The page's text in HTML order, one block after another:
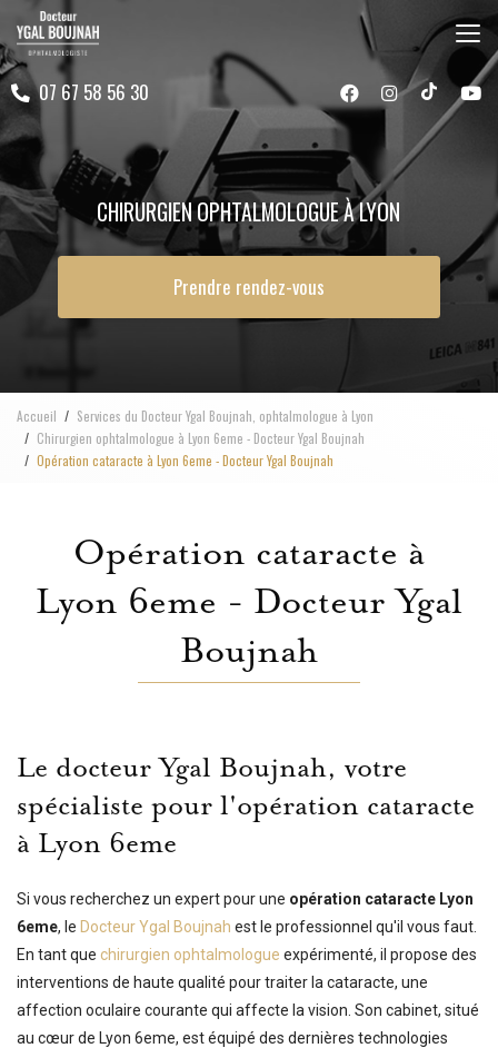
au
contenu
principal07 67 58 56 30
CHIRURGIEN OPHTALMOLOGUE À LYON
Prendre rendez-vous
Accueil
Services du Docteur Ygal Boujnah, ophtalmologue à Lyon
Chirurgien ophtalmologue à Lyon 6eme - Docteur Ygal Boujnah
Opération cataracte à Lyon 6eme - Docteur Ygal Boujnah
Opération cataracte à
Lyon 6eme - Docteur Ygal
Boujnah
Le docteur Ygal Boujnah, votre
spécialiste pour l'opération cataracte
à Lyon 6eme
Si vous recherchez un expert pour une opération cataracte Lyon
6eme, le Docteur Ygal Boujnah est le professionnel qu'il vous faut.
En tant que chirurgien ophtalmologue expérimenté, il propose des
interventions de haute qualité pour traiter la cataracte, une
affection oculaire courante qui affecte la vision. Son cabinet, situé
au cœur de Lyon 6eme, est équipé des dernières technologies